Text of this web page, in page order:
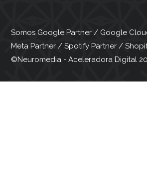
Somos Google Partner / Google
Meta Partner / Spotify Partner /
©Neuromedia - Aceleradora Digital